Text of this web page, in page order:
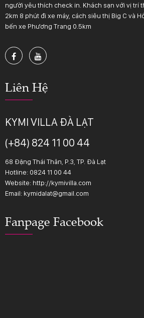
người yêu thích check in. Khách sạn với vị trí
2km 8 phút đi xe máy, cách siêu thị Big C và
bến xe Phương Trang 0.5km
Liên Hệ
KYMI VILLA ĐÀ LẠT
(+84) 824 11 00 44
68 Đặng Thái Thân, P.3, TP. Đà Lạt
Hotline: 0824 11 00 44
Website: http://kymivilla.com
Email: kymidalat@gmail.com
Fanpage Facebook